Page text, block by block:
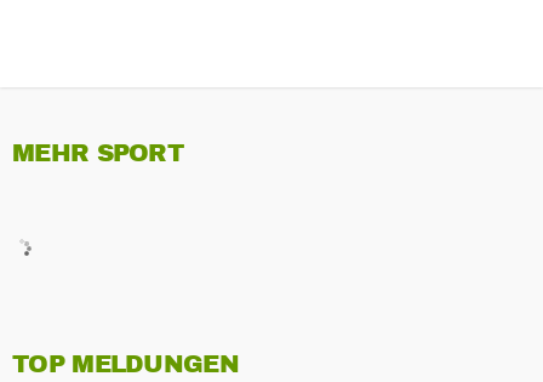
MEHR SPORT
TOP MELDUNGEN